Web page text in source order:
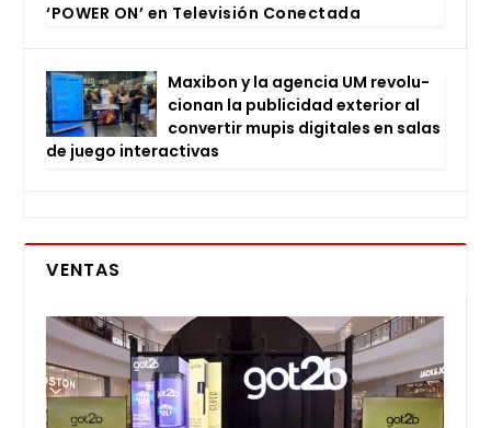
‘POWER ON’ en Tele­vi­sión Conec­ta­da
Maxi­bon y la agen­cia UM revo­lu­
cio­nan la publi­ci­dad exte­rior al
con­ver­tir mupis digi­ta­les en salas
de jue­go inter­ac­ti­vas
VENTAS